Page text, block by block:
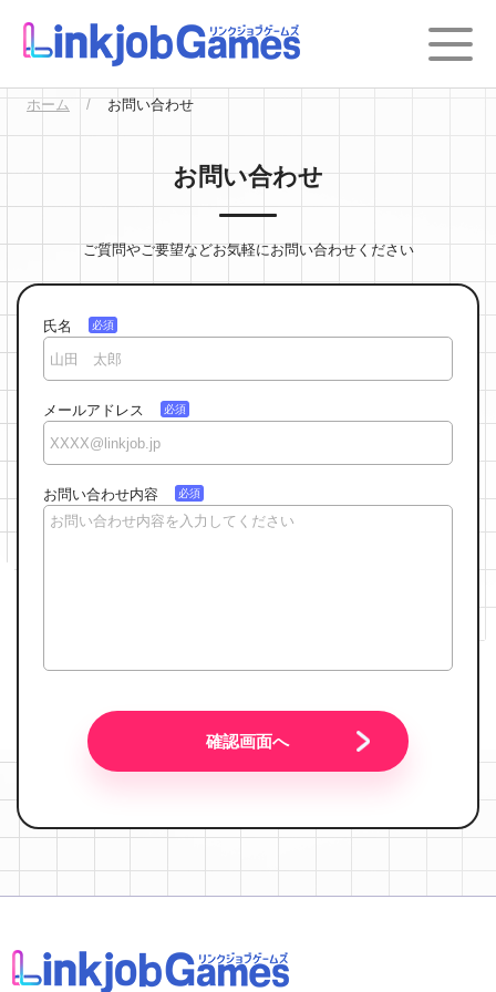
ホーム お問い合わせ
お問い合わせ
ご質問やご要望などお気軽にお問い合わせください
氏名
メールアドレス
お問い合わせ内容